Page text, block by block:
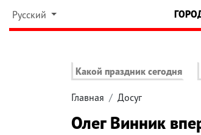
Русский
Какой праздник сегодня
Главная Досуг
Олег Винник